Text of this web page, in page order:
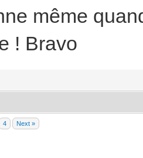
même
! Bravo
4 Next »